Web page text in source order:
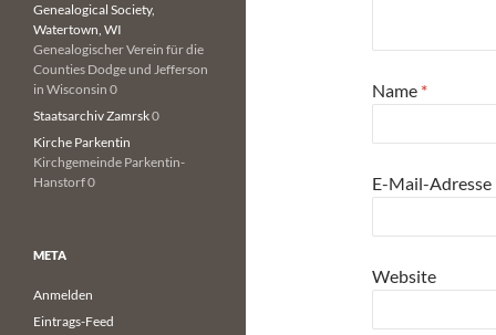
Name *
E-Mail-Adresse
Website
Genealogical Society,
Watertown, WI
Genealogischer Verein für die
Counties Dodge und Jefferson
in Wisconsin 0
Staatsarchiv Zamrsk0
Kirche Parkentin
Kirchgemeinde Parkentin-
Hanstorf 0
META
Anmelden
Eintrags-Feed